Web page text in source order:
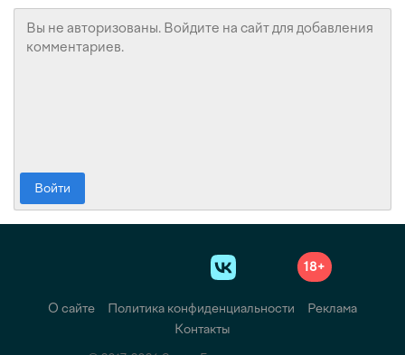
Войти
18+
О сайте Политика конфиденциальности
Реклама
Контакты